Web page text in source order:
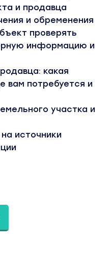
и продавца
и обременения
проверять
информацию и
какая
вам потребуется и
участка и
источники